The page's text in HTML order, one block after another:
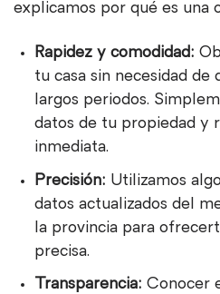
explicamos por qué es una
Rapidez y comodidad:
tu casa sin necesidad de
largos periodos.
datos de tu propiedad y
inmediata.
Precisión: Utilizamos
datos actualizados del
la provincia para
precisa.
Transparencia: Conocer